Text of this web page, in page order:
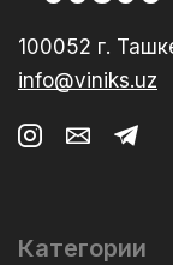
100052 г.
info@viniks.uz
Категории